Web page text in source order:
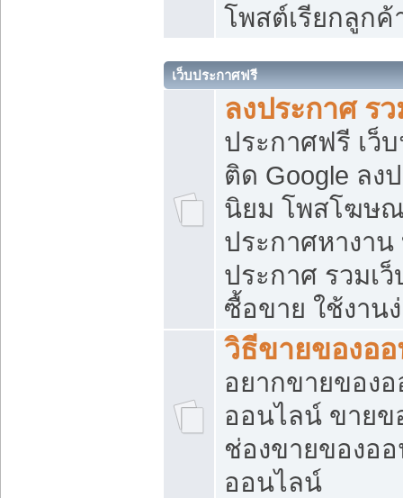
โพสต์เรียกลูกค้
เว็บประกาศฟรี
ลงประกาศ ร
ประกาศฟรี เว็
ติด Google ลง
นิยม โพสโฆษ
ประกาศหางาน
ประกาศ รวมเ
ซื้อขาย ใช้งาน
วิธีขายของอ
อยากขายของ
ออนไลน์ ขายข
ช่องขายของอ
ออนไลน์